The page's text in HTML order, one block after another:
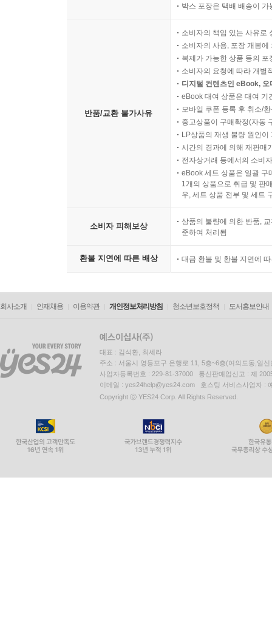
박스 포장은 택배 배송이
반품/교환 불가사유
소비자의 책임 있는 사유로
소비자의 사용, 포장 개봉
복제가 가능한 상품 등의
소비자의 요청에 따라 개별
디지털 컨텐츠인 eBook,
eBook 대여 상품은 대여 기
모바일 쿠폰 등록 후 취소/
중고상품이 구매확정(자동
LP상품의 재생 불량 원인
시간의 경과에 의해 재판매
전자상거래 등에서의 소비
eBook 세트 상품은 일괄 구
1개의 상품으로 취급 및 판
우, 세트 상품 전부 및 세트
소비자 피해보상
상품의 불량에 의한 반품,
준하여 처리됨
환불 지연에 따른 배상 대금 환불 및 환불 지연에
회사소개 인재채용 이용약관 개인정보처리방침 청소년보호정책 도서홍보안내
대표 : 김석환, 최세라
주소 : 서울시 영등포구 은행로 11, 5층~6층(여의도동,일신
사업자등록번호 : 229-81-37000 통신판매업신고 : 제
이메일 : yes24help@yes24.com 호스팅 서비스사업자 :
Copyright ⓒ YES24 Corp. All Rights Reserved.